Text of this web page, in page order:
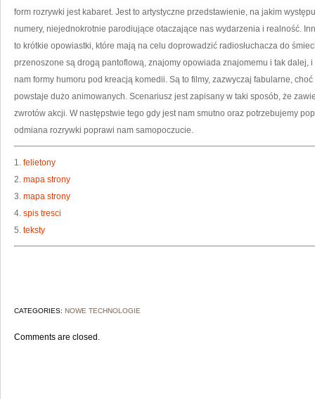
form rozrywki jest kabaret. Jest to artystyczne przedstawienie, na jakim
numery, niejednokrotnie parodiujące otaczające nas wydarzenia i realność.
to krótkie opowiastki, które mają na celu doprowadzić radiosłuchacza do
przenoszone są drogą pantoflową, znajomy opowiada znajomemu i tak dalej,
nam formy humoru pod kreacją komedii. Są to filmy, zazwyczaj fabularne,
powstaje dużo animowanych. Scenariusz jest zapisany w taki sposób, że
zwrotów akcji. W następstwie tego gdy jest nam smutno oraz potrzebujemy
odmiana rozrywki poprawi nam samopoczucie.
1. felietony
2. mapa strony
3. mapa strony
4. spis tresci
5. teksty
CATEGORIES: NOWE TECHNOLOGIE
Comments are closed.